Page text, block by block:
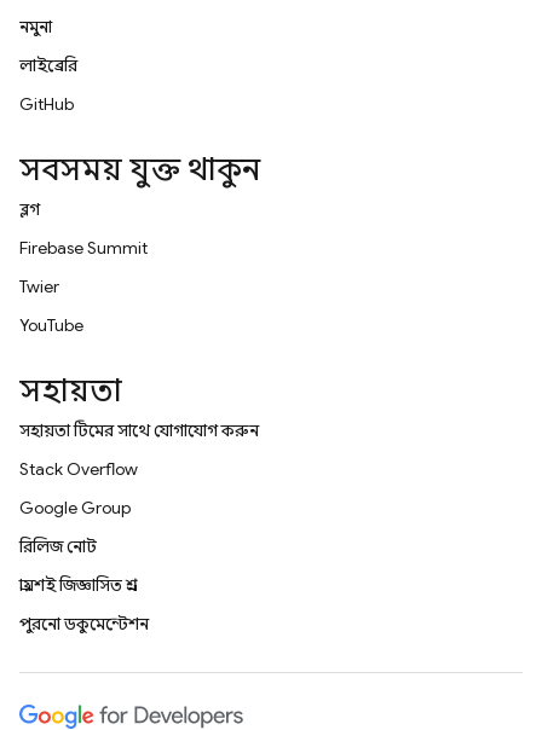
নমুনা
লাইব্রেরি
GitHub
সবসময় যুক্ত থাকুন
ব্লগ
Firebase Summit
Twitter
YouTube
সহায়তা
সহায়তা টিমের সাথে যোগাযোগ করুন
Stack Overflow
Google Group
রিলিজ নোট
প্রায়শই জিজ্ঞাসিত প্রশ্ন
পুরনো ডকুমেন্টেশন